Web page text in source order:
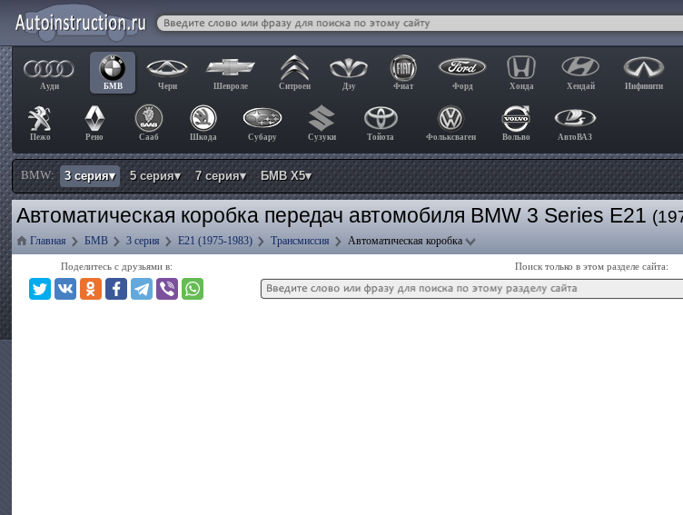
Ауди БМВ Чери Шевроле Ситроен Дэу Фиат Форд Хонда Хендай Инфинити
Пежо Рено Сааб Шкода Субару Сузуки Тойота Фольксваген Вольво АвтоВАЗ
BMW: 3 серия▾ 5 серия▾ 7 серия▾ БМВ Х5▾
Автоматическая коробка передач автомобиля BMW 3 Series E21
Главная БМВ 3 серия E21 (1975-1983) Трансмиссия Автоматическая коробка
Поделитесь с друзьями в: Поиск только в этом разделе сайта: